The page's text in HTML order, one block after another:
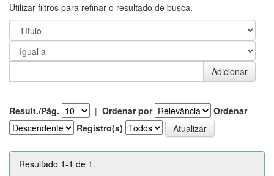
Utilizar filtros para refinar o resultado de busca.
Result./Pág. | Ordenar por
Ordenar
Registro(s)
Resultado 1-1 de 1.